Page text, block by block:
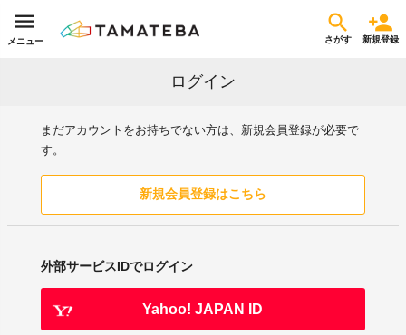
メニュー さがす 新規登録
ログイン
まだアカウントをお持ちでない方は、新規会員登録が必要で
す。
新規会員登録はこちら
外部サービスIDでログイン
Yahoo! JAPAN ID